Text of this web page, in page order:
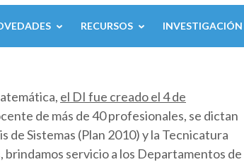
RECURSOS INVESTIGACIÓN
el DI fue creado el 4 de
de más de 40 profesionales, se dictan
Sistemas (Plan 2010) y la Tecnicatura
servicio a los Departamentos de